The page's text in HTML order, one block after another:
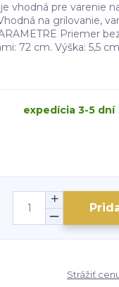
vhodná pre varenie
na grilovanie,
Priemer
72 cm. Výška: 5,5
expedícia 3-5 dní
Strážiť